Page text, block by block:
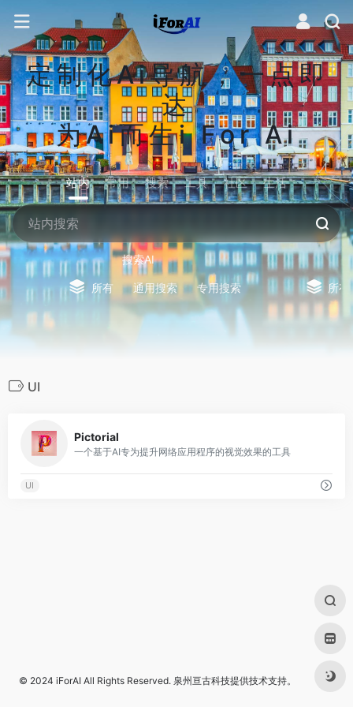
定制化Ai导航，一点即
达
为Ai而生i For Ai
站内 常用 搜索 工具 社区 生活
搜索AI
所有 通用搜索 专用搜索 所有
UI
Pictorial
一个基于AI专为提升网络应用程序的视觉效果的工具
UI
© 2024 iForAI All Rights Reserved. 泉州亘古科技提供技术支持。